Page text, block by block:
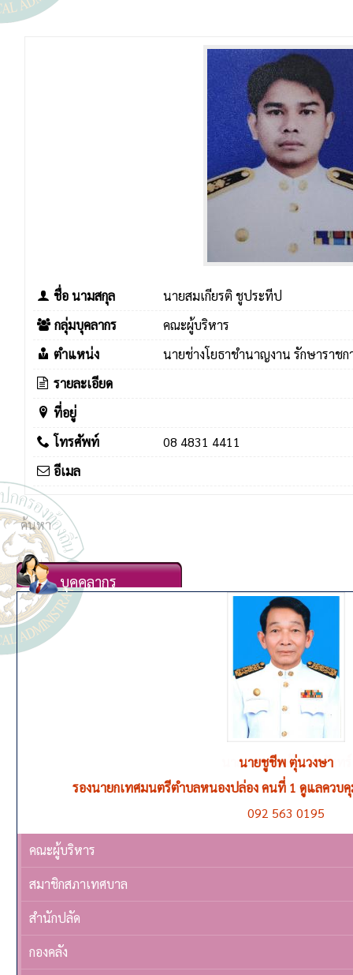
ชื่อ นามสกุล
นายสมเกียรติ ชูประทีป
กลุ่มบุคลากร
คณะผู้บริหาร
ตำแหน่ง
นายช่างโยธาชำนาญงาน รักษาราช
รายละเอียด
ที่อยู่
โทรศัพท์
08 4831 4411
อีเมล
บุคคลากร
นายชูชีพ ตุ่นวงษา
รองนายกเทศมนตรีตำบลหนองปล่อง คนที่ 1 ดูแลควบ
092 563 0195
คณะผู้บริหาร
สมาชิกสภาเทศบาล
สำนักปลัด
กองคลัง